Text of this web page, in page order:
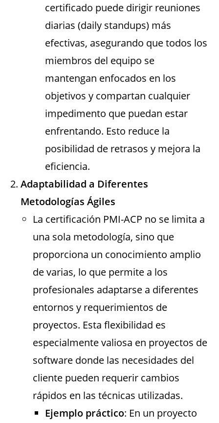
certificado puede dirigir reuniones
diarias (daily standups) más
efectivas, asegurando que todos los
miembros del equipo se
mantengan enfocados en los
objetivos y compartan cualquier
impedimento que puedan estar
enfrentando. Esto reduce la
posibilidad de retrasos y mejora la
eficiencia.
Adaptabilidad a Diferentes
Metodologías Ágiles
La certificación PMI-ACP no se limita a
una sola metodología, sino que
proporciona un conocimiento amplio
de varias, lo que permite a los
profesionales adaptarse a diferentes
entornos y requerimientos de
proyectos. Esta flexibilidad es
especialmente valiosa en proyectos de
software donde las necesidades del
cliente pueden requerir cambios
rápidos en las técnicas utilizadas.
Ejemplo práctico: En un proyecto